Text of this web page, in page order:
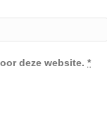
deze website. *